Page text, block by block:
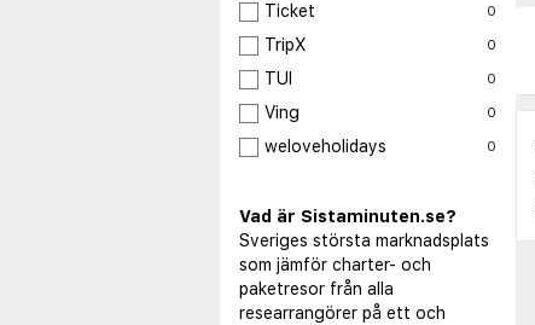
Ticket 0
TripX 0
TUI 0
Ving 0
weloveholidays 0
Vad är Sistaminuten.se?
Sveriges största marknadsplats
som jämför charter- och
paketresor från alla
researrangörer på ett och